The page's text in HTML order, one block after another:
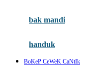
Moby
bak mandi
handuk
BoKeP CeWeK CaNtIk